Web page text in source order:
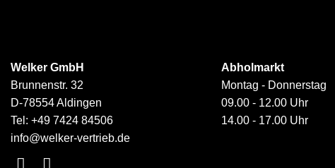
Welker GmbH
Brunnenstr. 32
D-78554 Aldingen
Tel: +49 7424 84506
info@welker-vertrieb.de
Abholmarkt
Montag - Donnerstag
09.00 - 12.00 Uhr
14.00 - 17.00 Uhr